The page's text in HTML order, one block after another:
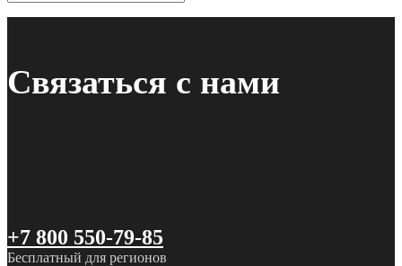
Связаться с нами
+7 800 550-79-85
Бесплатный для регионов